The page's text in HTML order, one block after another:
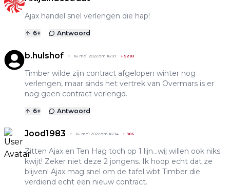
Ajax handel snel verlengen die hap!
6+ Antwoord
b.hulshof 16 mei 2022 om 16:37 + 5283
Timber wilde zijn contract afgelopen winter nog
verlengen, maar sinds het vertrek van Overmars is er
nog geen contract verlengd.
6+ Antwoord
Jood1983 16 mei 2022 om 16:34 + 986
Zitten Ajax en Ten Hag toch op 1 lijn…wij willen ook niks
kwijt! Zeker niet deze 2 jongens. Ik hoop echt dat ze
blijven! Ajax mag snel om de tafel wbt Timber die
verdiend echt een nieuw contract.